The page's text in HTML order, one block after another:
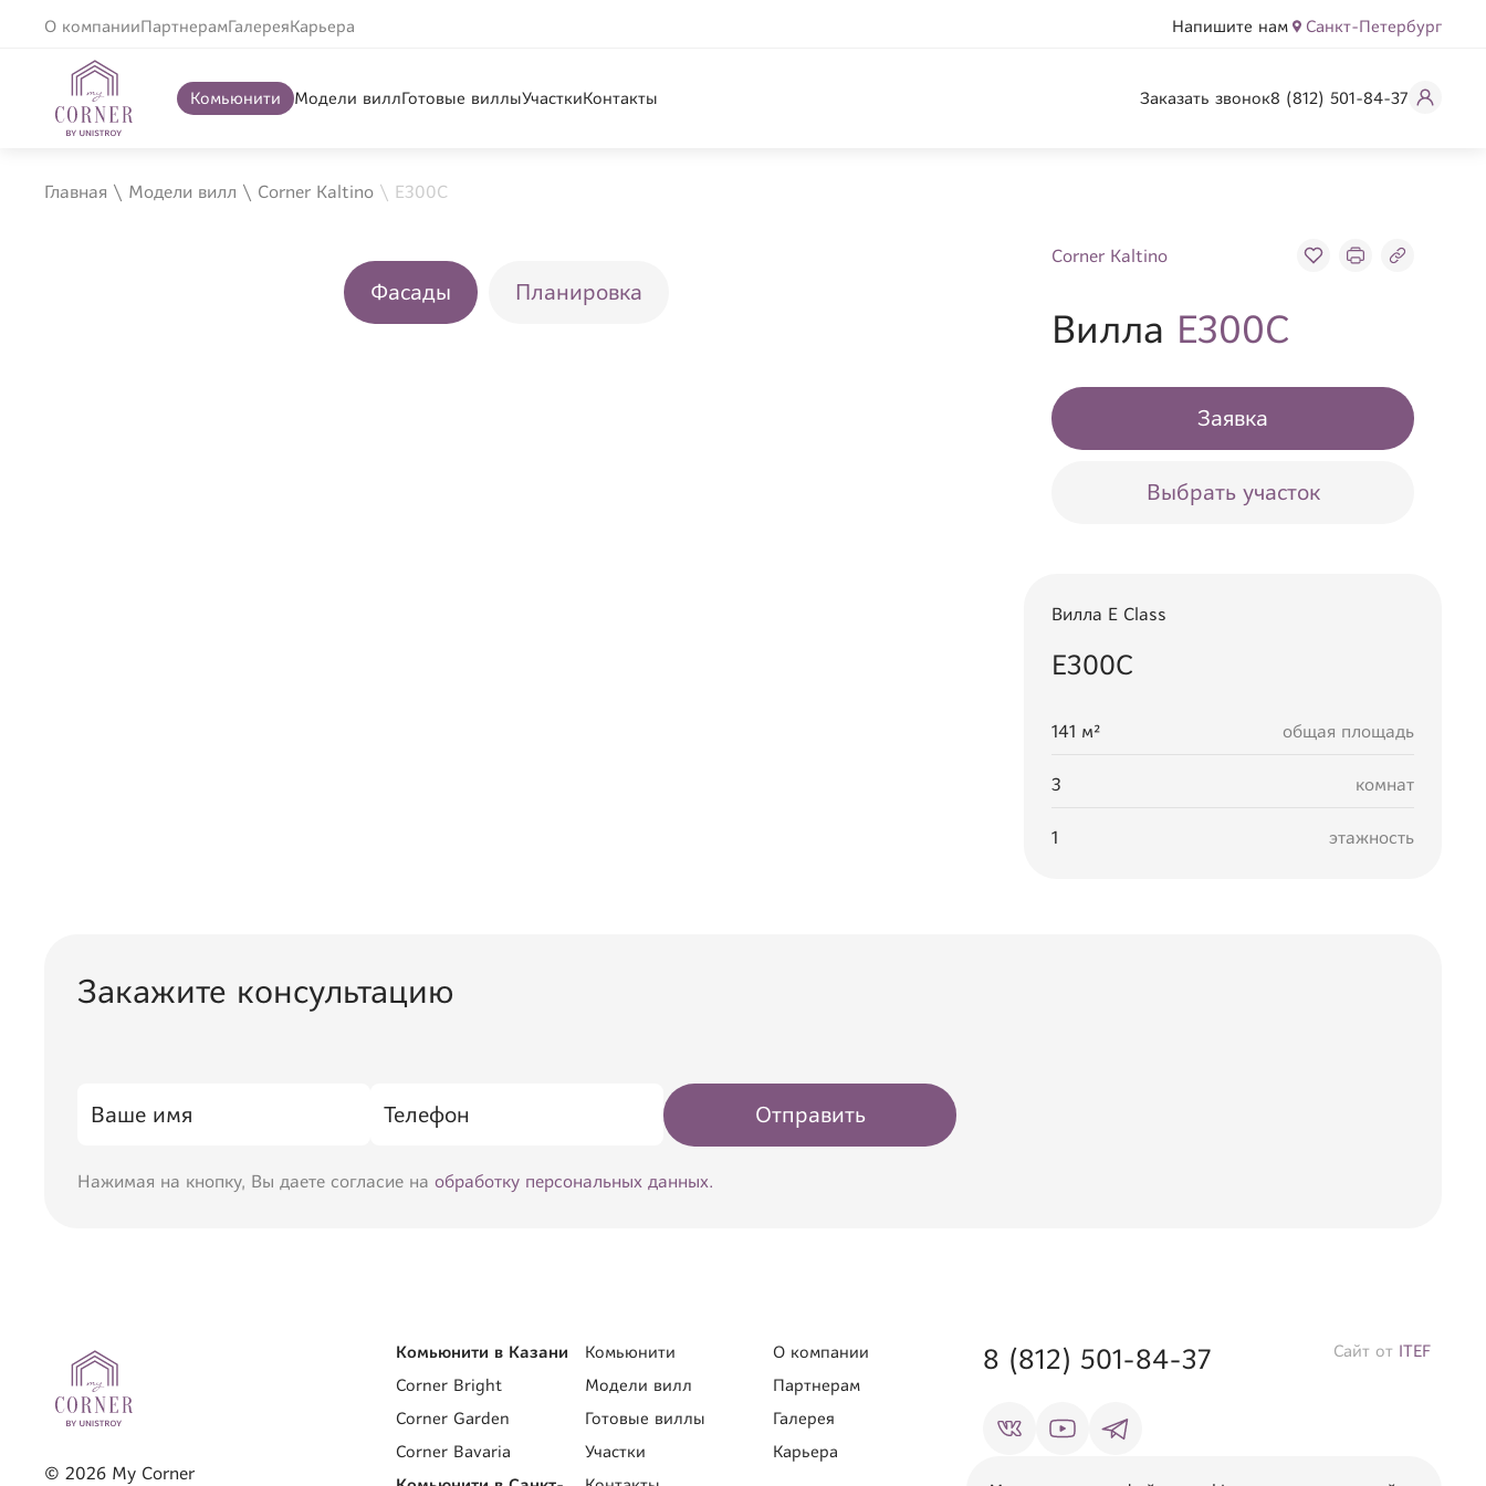
О компанииПартнерамГалереяКарьера Напишите нам Санкт-Петербург
Комьюнити Модели виллГотовые виллыУчасткиКонтакты Заказать звонок8 (812) 501-84-37
Главная \ Модели вилл \ Corner Kaltino \ Е300С
Фасады Планировка
Corner Kaltino
Вилла Е300С
Заявка
Выбрать участок
Вилла E Class
Е300С
141 м² общая площадь
3 комнат
1 этажность
Закажите консультацию
Отправить
Нажимая на кнопку, Вы даете согласие на обработку персональных данных.
© 2026 My Corner
Комьюнити в Казани
Corner Bright
Corner Garden
Corner Bavaria
Комьюнити
Модели вилл
Готовые виллы
Участки
О компании
Партнерам
Галерея
Карьера
8 (812) 501-84-37 Сайт от ITEF